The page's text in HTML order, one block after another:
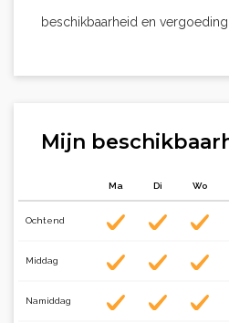
beschikbaarheid en
Mijn
Ma Di Wo
Ochtend
Middag
Namiddag